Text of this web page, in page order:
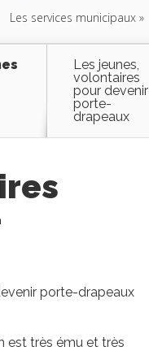
Les services municipaux
Les jeunes,
volontaires
pour devenir
porte-
drapeaux
porte-drapeaux
est très ému et très